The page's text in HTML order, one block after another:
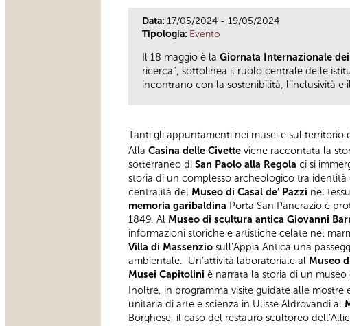
Data: 17/05/2024 - 19/05/2024
Tipologia: Evento
Il 18 maggio è la Giornata Internazionale
ricerca”, sottolinea il ruolo centrale delle
incontrano con la sostenibilità, l’inclusività e
Tanti gli appuntamenti nei musei e sul territorio
Alla Casina delle Civette viene raccontata la
sotterraneo di San Paolo alla Regola ci si
storia di un complesso archeologico tra
centralità del Museo di Casal de’ Pazzi nel
memoria garibaldina Porta San Pancrazio è
1849. Al Museo di scultura antica Giovanni
informazioni storiche e artistiche celate nel
Villa di Massenzio sull’Appia Antica una
ambientale. Un’attività laboratoriale al Museo
Musei Capitolini è narrata la storia di un
Inoltre, in programma visite guidate alle
unitaria di arte e scienza in Ulisse Aldrovandi al
Borghese, il caso del restauro scultoreo